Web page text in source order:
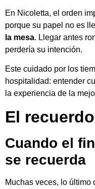
En Nicoletta, el orden
porque su papel no es
la mesa. Llegar antes
perdería su intención.
Este cuidado por los
hospitalidad: entender
la experiencia de la
El
Cuando el
se recuerda
Muchas veces, lo último